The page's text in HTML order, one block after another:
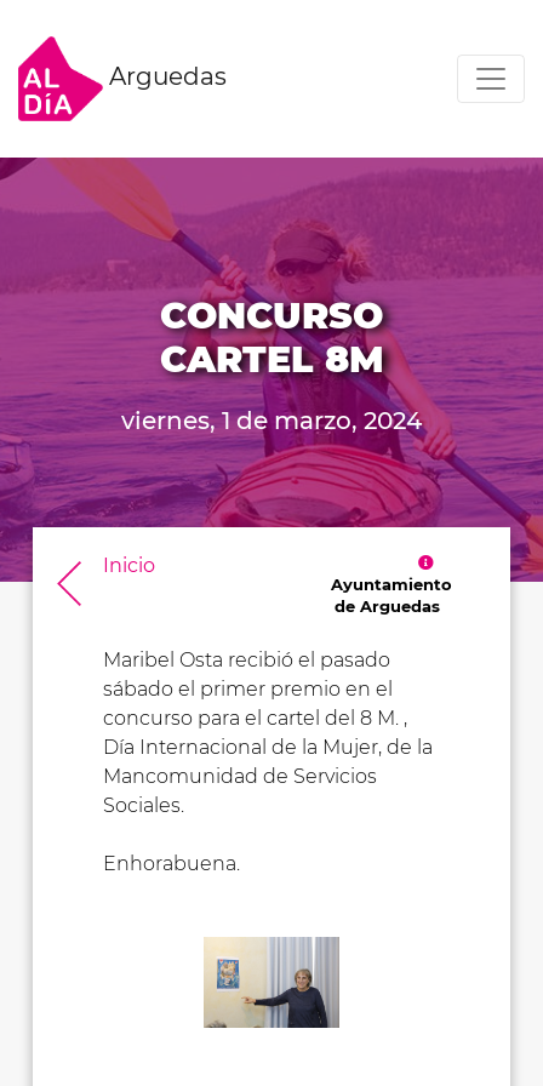
Arguedas
CONCURSO
CARTEL 8M
viernes, 1 de marzo, 2024
Inicio
Ayuntamiento
de Arguedas
Maribel Osta recibió el pasado
sábado el primer premio en el
concurso para el cartel del 8 M. ,
Día Internacional de la Mujer, de la
Mancomunidad de Servicios
Sociales.
Enhorabuena.